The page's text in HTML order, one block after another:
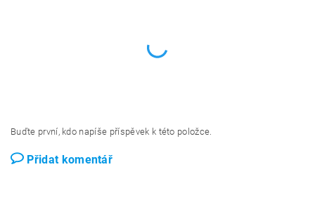
Buďte první, kdo napíše příspěvek k této položce.
Přidat komentář